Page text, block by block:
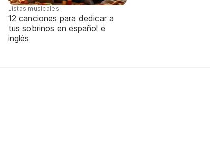
Listas musicales
12 canciones para dedicar a
tus sobrinos en español e
inglés